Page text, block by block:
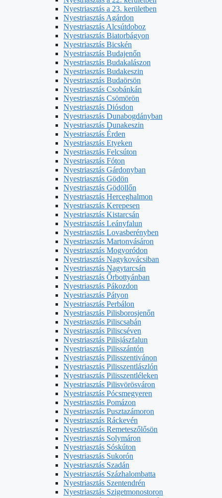
Nyestriasztás a 23. kerületben
Nyestriasztás Agárdon
Nyestriasztás Alcsútdoboz
Nyestriasztás Biatorbágyon
Nyestriasztás Bicskén
Nyestriasztás Budajenőn
Nyestriasztás Budakalászon
Nyestriasztás Budakeszin
Nyestriasztás Budaörsön
Nyestriasztás Csobánkán
Nyestriasztás Csömörön
Nyestriasztás Diósdon
Nyestriasztás Dunabogdányban
Nyestriasztás Dunakeszin
Nyestriasztás Érden
Nyestriasztás Etyeken
Nyestriasztás Felcsúton
Nyestriasztás Fóton
Nyestriasztás Gárdonyban
Nyestriasztás Gödön
Nyestriasztás Gödöllőn
Nyestriasztás Herceghalmon
Nyestriasztás Kerepesen
Nyestriasztás Kistarcsán
Nyestriasztás Leányfalun
Nyestriasztás Lovasberényben
Nyestriasztás Martonvásáron
Nyestriasztás Mogyoródon
Nyestriasztás Nagykovácsiban
Nyestriasztás Nagytarcsán
Nyestriasztás Őrbottyánban
Nyestriasztás Pákozdon
Nyestriasztás Pátyon
Nyestriasztás Perbálon
Nyestriasztás Pilisborosjenőn
Nyestriasztás Piliscsabán
Nyestriasztás Piliscséven
Nyestriasztás Pilisjászfalun
Nyestriasztás Pilisszántón
Nyestriasztás Pilisszentivánon
Nyestriasztás Pilisszentlászlón
Nyestriasztás Pilisszentléleken
Nyestriasztás Pilisvörösváron
Nyestriasztás Pócsmegyeren
Nyestriasztás Pomázon
Nyestriasztás Pusztazámoron
Nyestriasztás Ráckevén
Nyestriasztás Remeteszőlősön
Nyestriasztás Solymáron
Nyestriasztás Sóskúton
Nyestriasztás Sukorón
Nyestriasztás Szadán
Nyestriasztás Százhalombatta
Nyestriasztás Szentendrén
Nyestriasztás Szigetmonostoron